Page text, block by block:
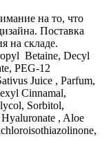
на то, что
Поставка
на складе.
Betaine, Decyl
PEG-12
Juice , Parfum,
Cinnamal,
Sorbitol,
, Aloe